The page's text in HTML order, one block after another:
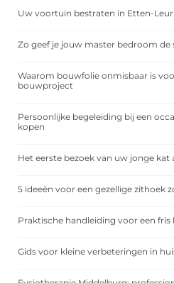
Uw voortuin bestraten in Etten-Leur
Zo geef je jouw master bedroom de
Waarom bouwfolie onmisbaar is
bouwproject
Persoonlijke begeleiding bij een
kopen
Het eerste bezoek van uw jonge kat
5 ideeën voor een gezellige zithoek
Praktische handleiding voor een fris
Gids voor kleine verbeteringen in